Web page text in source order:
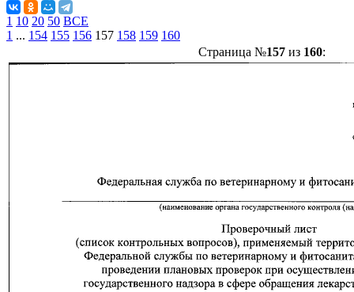
1 10 20 50 ВСЕ
1 ... 154 155 156 157 158 159 160
Страница №157из 160: